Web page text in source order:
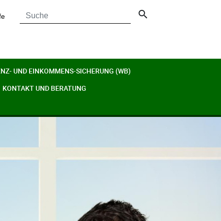
search
UND EINKOMMENS-SICHERUNG (WB)
KONTAKT UND BERATUNG